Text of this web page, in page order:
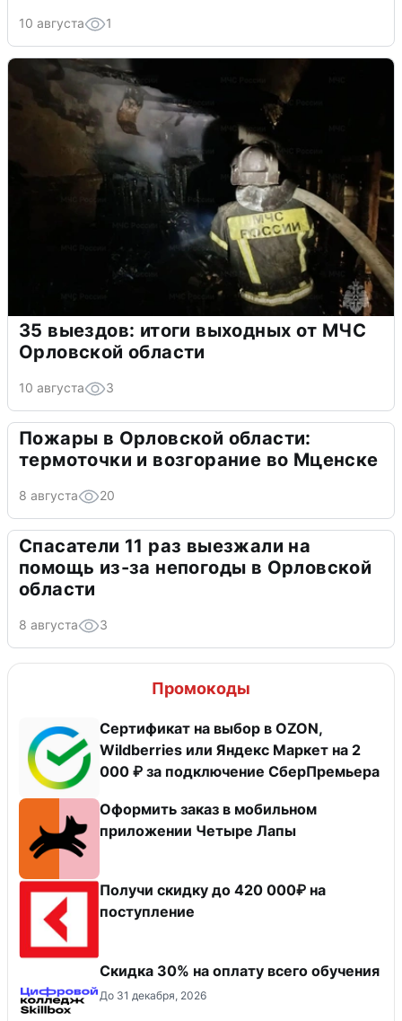
10 августа 1
35 выездов: итоги выходных от МЧС
Орловской области
10 августа 3
Пожары в Орловской области:
термоточки и возгорание во Мценске
8 августа 20
Спасатели 11 раз выезжали на
помощь из-за непогоды в Орловской
области
8 августа 3
Промокоды
Сертификат на выбор в OZON,
Wildberries или Яндекс Маркет на 2
000 ₽ за подключение СберПремьера
Оформить заказ в мобильном
приложении Четыре Лапы
Получи скидку до 420 000₽ на
поступление
Скидка 30% на оплату всего обучения
До 31 декабря, 2026